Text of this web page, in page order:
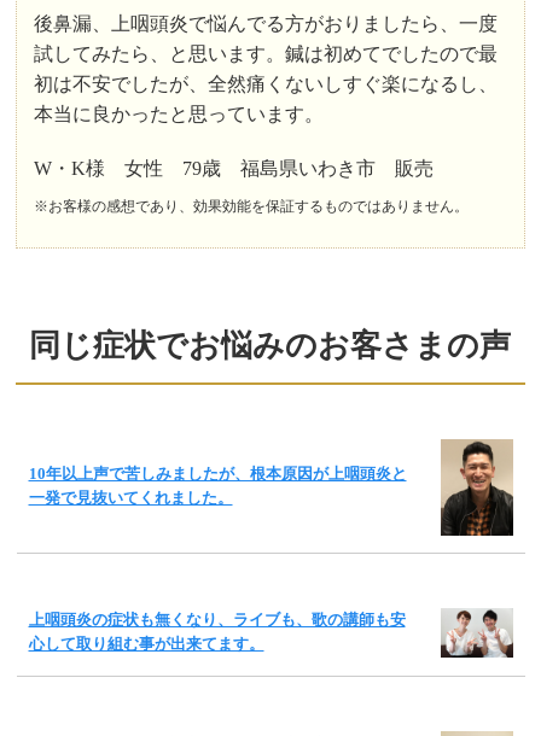
後鼻漏、上咽頭炎で悩んでる方がおりましたら、一度
試してみたら、と思います。鍼は初めてでしたので最
初は不安でしたが、全然痛くないしすぐ楽になるし、
本当に良かったと思っています。
W・K様 女性 79歳 福島県いわき市 販売
※お客様の感想であり、効果効能を保証するものではありません。
同じ症状でお悩みのお客さまの声
10年以上声で苦しみましたが、根本原因が上咽頭炎と
一発で見抜いてくれました。
上咽頭炎の症状も無くなり、ライブも、歌の講師も安
心して取り組む事が出来てます。